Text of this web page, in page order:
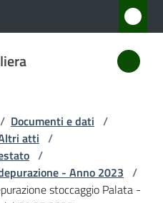
/ Documenti e dati /
atti /
/
- Anno 2023 /
stoccaggio Palata -